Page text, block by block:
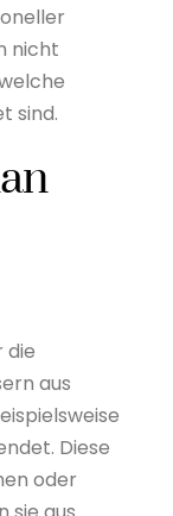
nicht
sind.
die
aus
Diese
oder